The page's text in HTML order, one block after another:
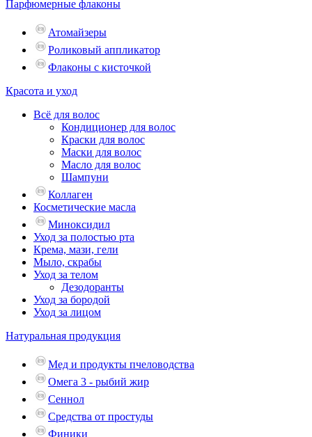
Парфюмерные флаконы
Атомайзеры
Роликовый аппликатор
Флаконы с кисточкой
Красота и уход
Всё для волос
Кондиционер для волос
Краски для волос
Маски для волос
Масло для волос
Шампуни
Коллаген
Косметические масла
Миноксидил
Уход за полостью рта
Крема, мази, гели
Мыло, скрабы
Уход за телом
Дезодоранты
Уход за бородой
Уход за лицом
Натуральная продукция
Мед и продукты пчеловодства
Омега 3 - рыбий жир
Сеннол
Средства от простуды
Финики